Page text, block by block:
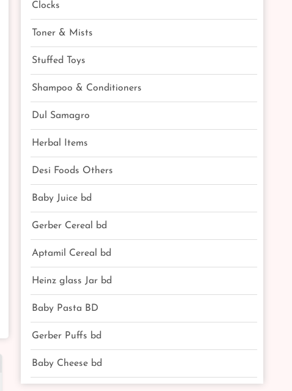
Clocks
Toner & Mists
Stuffed Toys
Shampoo & Conditioners
Dul Samagro
Herbal Items
Desi Foods Others
Baby Juice bd
Gerber Cereal bd
Aptamil Cereal bd
Heinz glass Jar bd
Baby Pasta BD
Gerber Puffs bd
Baby Cheese bd